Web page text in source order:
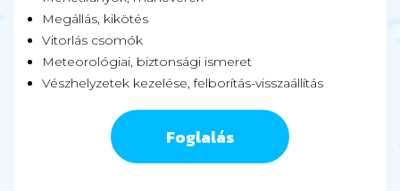
Megállás, kikötés
Vitorlás csomók
Meteorológiai, biztonsági ismeret
Vészhelyzetek kezelése, felborítás-visszaállítás
Foglalás